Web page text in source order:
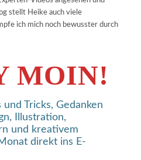
stellt Heike auch viele
ich mich noch bewusster durch
MOIN!
und Tricks, Gedanken
Illustration,
und kreativem
direkt ins E-